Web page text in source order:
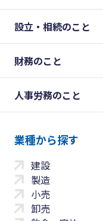
設立・相続のこと
財務のこと
人事労務のこと
業種から探す
建設
製造
小売
卸売